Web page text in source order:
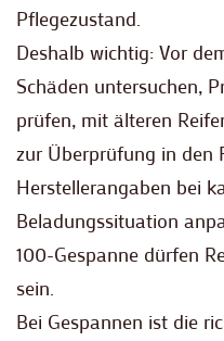
Pflegezustand.
Deshalb wichtig: Vor
Schäden untersuchen,
prüfen, mit älteren
zur Überprüfung in den
Herstellerangaben bei
Beladungssituation
100-Gespanne dürfen
sein.
Bei Gespannen ist die